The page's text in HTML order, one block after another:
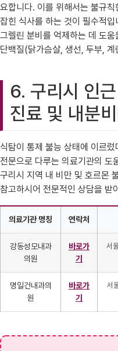
요합니다. 이를 위해서는 불규
잡힌 식사를 하는 것이 필수적
그렐린 분비를 억제하는 데 도
단백질(닭가슴살, 생선, 두부,
6. 구리시 인
진료 및 내분
식탐이 통제 불능 상태에 이르
전문으로 다루는 의료기관의 도
구리시 지역 내 비만 및 호르몬
참고하시어 전문적인 상담을 받
의료기관 명칭 연락처
강동성모내과
의원
바로가
기
서
명일건내과의
원
바로가
기
서